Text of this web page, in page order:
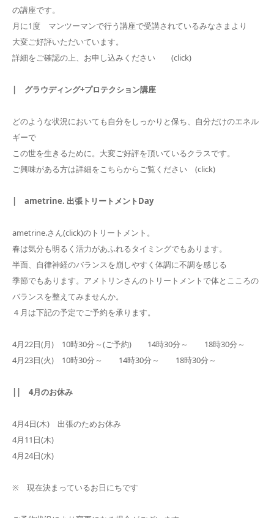
の講座です。
月に1度 マンツーマンで行う講座で受講されているみなさまより
大変ご好評いただいています。
詳細をご確認の上、お申し込みください (click)
| グラウディング+プロテクション講座
どのような状況においても自分をしっかりと保ち、自分だけのエネル
ギーで
この世を生きるために。大変ご好評を頂いているクラスです。
ご興味がある方は詳細をこちらからご覧ください (click)
| ametrine. 出張トリートメントDay
ametrine.さん(click)のトリートメント。
春は気分も明るく活力があふれるタイミングでもあります。
半面、自律神経のバランスを崩しやすく体調に不調を感じる
季節でもあります。アメトリンさんのトリートメントで体とこころの
バランスを整えてみませんか。
４月は下記の予定でご予約を承ります。
4月22日(月) 10時30分～(ご予約) 14時30分～ 18時30分～
4月23日(火) 10時30分～ 14時30分～ 18時30分～
|| 4月のお休み
4月4日(木) 出張のためお休み
4月11日(木)
4月24日(水)
※ 現在決まっているお日にちです